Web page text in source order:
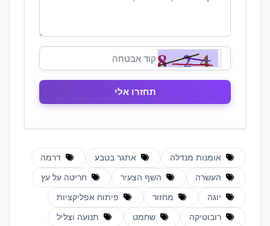
אומנות מנדלה אתגר בטבע דרמה
העשרה השף הצעיר חריטה על עץ
יוגה מחזור פיתוח אפליקציות
רובוטיקה שחמט תנועה וצליל